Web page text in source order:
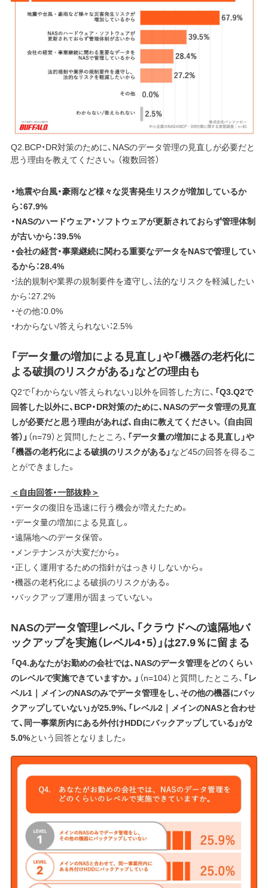
Q2.BCP・DR対策のために、NASのデータ管理の見直しが必要だと
思う理由を教えてください。（複数回答）
・地震や台風・豪雨など様々な災害発生リスクが増加しているか
ら：67.9%
・NASのハードウェア・ソフトウェアが更新されておらず管理体制
が古いから：39.5%
・会社の経営・事業継続に関わる重要なデータをNASで管理してい
るから：28.4%
・法的規制や業界の規制要件を遵守し、法的なリスクを軽減したい
から：27.2%
・その他：0.0%
・わからない/答えられない：2.5%
「データ量の増加による見直し」や「機器の老朽化に
よる破損のリスクがある」などの理由も
Q2で「わからない/答えられない」以外を回答した方に、 「Q3.Q2で
回答した以外に、BCP・DR対策のために、NASのデータ管理の見直
しが必要だと思う理由があれば、自由に教えてください。（自由回
答）」 （n=79）と質問したところ、 「データ量の増加による見直し」や
「機器の老朽化による破損のリスクがある」 など45の回答を得るこ
とができました。
＜自由回答・一部抜粋＞
・データの復旧を迅速に行う機会が増えたため。
・データ量の増加による見直し。
・遠隔地へのデータ保管。
・メンテナンスが大変だから。
・正しく運用するための指針がはっきりしないから。
・機器の老朽化による破損のリスクがある。
・バックアップ運用が固まっていない。
NASのデータ管理レベル、「クラウドへの遠隔地バ
ックアップを実施（レベル4・5）」は27.9％に留まる
「Q4.あなたがお勤めの会社では、NASのデータ管理をどのくらい
のレベルで実施できていますか。」 （n=104）と質問したところ、 「レ
ベル1｜メインのNASのみでデータ管理をし、その他の機器にバッ
クアップしていない」が25.9%、「レベル2｜メインのNASと合わせ
て、同一事業所内にある外付けHDDにバックアップしている」が2
5.0%という回答となりました。